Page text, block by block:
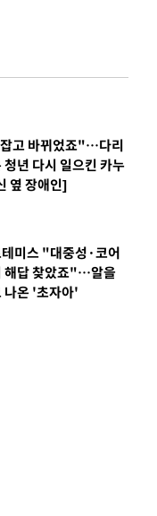
회토pic] 청와대 일주일
고 바뀌었죠"…다리
청년 다시 일으킨 카누
옆 장애인]
미스 "대중성·코어
해답 찾았죠"…알을
나온 '초자아'